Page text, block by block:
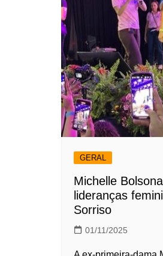
GERAL
Michelle
lideranças
Sorriso
01/11/2025